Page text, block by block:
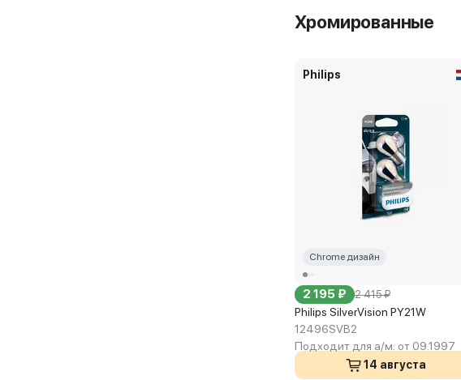
Хромированные
Philips
Chrome дизайн
2 195 ₽ 2 415 ₽
Philips SilverVision PY21W
12496SVB2
Подходит для а/м: от 09.1997
14 августа